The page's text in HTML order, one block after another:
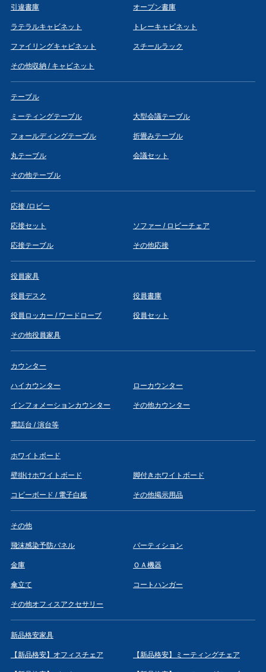
引違書庫 オープン書庫
ラテラルキャビネット トレーキャビネット
ファイリングキャビネット スチールラック
その他収納 / キャビネット
テーブル
ミーティングテーブル 大型会議テーブル
フォールディングテーブル 折畳みテーブル
丸テーブル 会議セット
その他テーブル
応接 /ロビー
応接セット ソファー / ロビーチェア
応接テーブル その他応接
役員家具
役員デスク 役員書庫
役員ロッカー / ワードローブ 役員セット
その他役員家具
カウンター
ハイカウンター ローカウンター
インフォメーションカウンター その他カウンター
電話台 / 演台等
ホワイトボード
壁掛けホワイトボード 脚付きホワイトボード
コピーボード / 電子白板 その他掲示用品
その他
飛沫感染予防パネル パーティション
金庫 ＯＡ機器
傘立て コートハンガー
その他オフィスアクセサリー
新品格安家具
【新品格安】オフィスチェア 【新品格安】ミーティングチェア